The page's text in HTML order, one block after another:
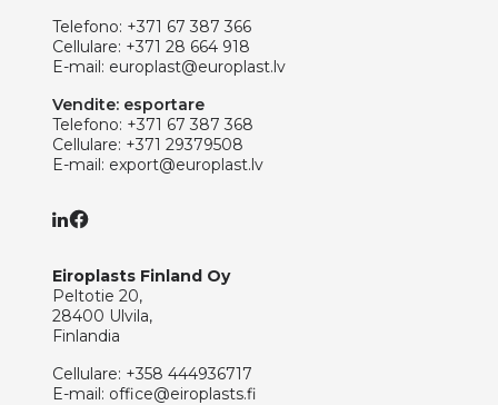
Telefono: +371 67 387 366
Cellulare: +371 28 664 918
E-mail: europlast@europlast.lv
Vendite: esportare
Telefono: +371 67 387 368
Cellulare: +371 29379508
E-mail: export@europlast.lv
Eiroplasts Finland Oy
Peltotie 20,
28400 Ulvila,
Finlandia
Cellulare: +358 444936717
E-mail: office@eiroplasts.fi